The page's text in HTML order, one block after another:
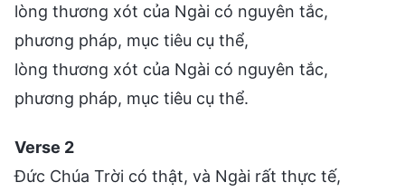
lòng thương xót của Ngài có nguyên tắc,
phương pháp, mục tiêu cụ thể,
lòng thương xót của Ngài có nguyên tắc,
phương pháp, mục tiêu cụ thể.
Verse 2
Đức Chúa Trời có thật, và Ngài rất thực tế,